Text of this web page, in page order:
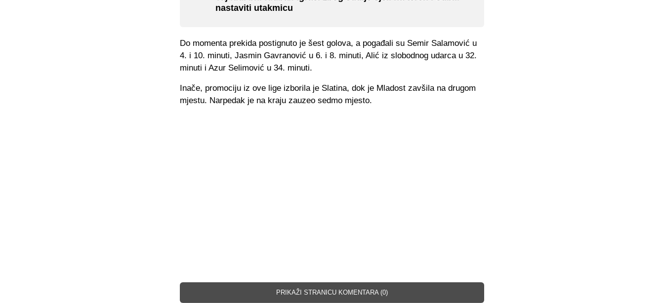
nastaviti utakmicu
Do momenta prekida postignuto je šest golova, a pogađali su Semir Salamović u
4. i 10. minuti, Jasmin Gavranović u 6. i 8. minuti, Alić iz slobodnog udarca u 32.
minuti i Azur Selimović u 34. minuti.
Inače, promociju iz ove lige izborila je Slatina, dok je Mladost zavšila na drugom
mjestu. Narpedak je na kraju zauzeo sedmo mjesto.
PRIKAŽI STRANICU KOMENTARA (0)